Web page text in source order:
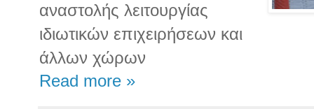
αναστολής λειτουργίας
ιδιωτικών επιχειρήσεων και
άλλων χώρων
Read more »